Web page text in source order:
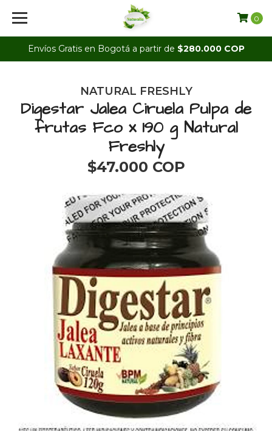
Envíos Gratis en Bogotá a partir de $280.000 COP
0
NATURAL FRESHLY
Digestar Jalea Ciruela Pulpa de
frutas Fco x 190 g Natural
Freshly
$47.000 COP